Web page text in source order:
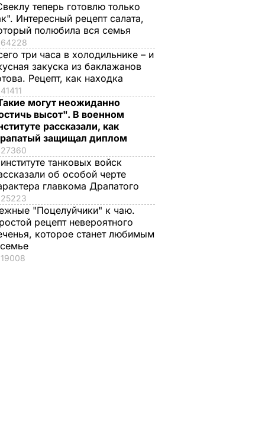
теперь готовлю только
Интересный рецепт салата,
полюбила вся семья
64228
три часа в холодильнике – и
закуска из баклажанов
Рецепт, как находка
41411
могут неожиданно
высот". В военном
рассказали, как
защищал диплом
27360
танковых войск
об особой черте
главкома Драпатого
25223
"Поцелуйчики" к чаю.
рецепт невероятного
которое станет любимым
19008